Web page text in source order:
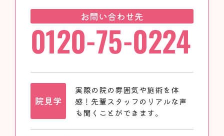
お問い合わせ先
0120-75-0224
院見学
実際の院の雰囲気や施術を体
感！先輩スタッフのリアルな声
も聞くことができます。